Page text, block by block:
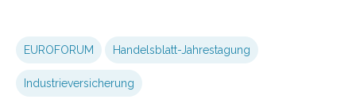
EUROFORUM Handelsblatt-Jahrestagung
Industrieversicherung